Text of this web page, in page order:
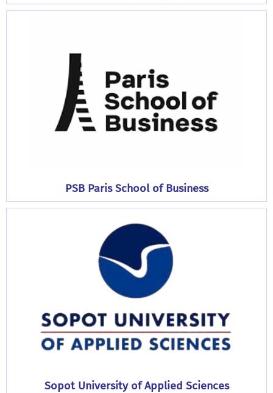
PSB Paris School of Business
Sopot University of Applied Sciences